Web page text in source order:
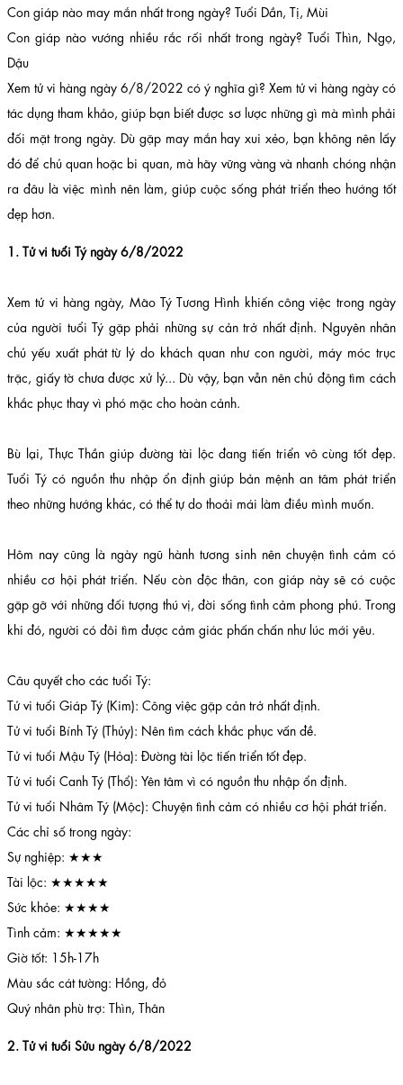
Con giáp nào may mắn nhất trong ngày? Tuổi Dần, Tị, Mùi
Con giáp nào vướng nhiều rắc rối nhất trong ngày? Tuổi Thìn, Ngọ,
Dậu
Xem tử vi hàng ngày 6/8/2022 có ý nghĩa gì? Xem tử vi hàng ngày có
tác dụng tham khảo, giúp bạn biết được sơ lược những gì mà mình phải
đối mặt trong ngày. Dù gặp may mắn hay xui xẻo, bạn không nên lấy
đó để chủ quan hoặc bi quan, mà hãy vững vàng và nhanh chóng nhận
ra đâu là việc mình nên làm, giúp cuộc sống phát triển theo hướng tốt
đẹp hơn.
1. Tử vi tuổi Tý ngày 6/8/2022
Xem tử vi hàng ngày, Mão Tý Tương Hình khiến công việc trong ngày
của người tuổi Tý gặp phải những sự cản trở nhất định. Nguyên nhân
chủ yếu xuất phát từ lý do khách quan như con người, máy móc trục
trặc, giấy tờ chưa được xử lý... Dù vậy, bạn vẫn nên chủ động tìm cách
khắc phục thay vì phó mặc cho hoàn cảnh.
Bù lại, Thực Thần giúp đường tài lộc đang tiến triển vô cùng tốt đẹp.
Tuổi Tý có nguồn thu nhập ổn định giúp bản mệnh an tâm phát triển
theo những hướng khác, có thể tự do thoải mái làm điều mình muốn.
Hôm nay cũng là ngày ngũ hành tương sinh nên chuyện tình cảm có
nhiều cơ hội phát triển. Nếu còn độc thân, con giáp này sẽ có cuộc
gặp gỡ với những đối tượng thú vị, đời sống tình cảm phong phú. Trong
khi đó, người có đôi tìm được cảm giác phấn chấn như lúc mới yêu.
Câu quyết cho các tuổi Tý:
Tử vi tuổi Giáp Tý (Kim): Công việc gặp cản trở nhất định.
Tử vi tuổi Bính Tý (Thủy): Nên tìm cách khắc phục vấn đề.
Tử vi tuổi Mậu Tý (Hỏa): Đường tài lộc tiến triển tốt đẹp.
Tử vi tuổi Canh Tý (Thổ): Yên tâm vì có nguồn thu nhập ổn định.
Tử vi tuổi Nhâm Tý (Mộc): Chuyện tình cảm có nhiều cơ hội phát triển.
Các chỉ số trong ngày:
Sự nghiệp: ★★★
Tài lộc: ★★★★★
Sức khỏe: ★★★★
Tình cảm: ★★★★★
Giờ tốt: 15h-17h
Màu sắc cát tường: Hồng, đỏ
Quý nhân phù trợ: Thìn, Thân
2. Tử vi tuổi Sửu ngày 6/8/2022